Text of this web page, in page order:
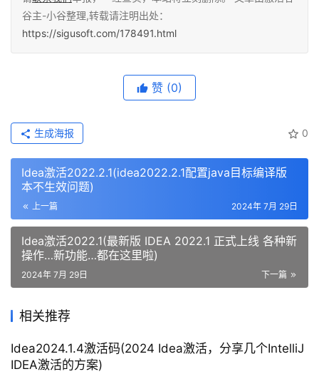
谷主-小谷整理,转载请注明出处：
https://sigusoft.com/178491.html
赞 (0)
0
生成海报
Idea激活2022.2.1(idea2022.2.1配置java目标编译版
本不生效问题)
上一篇 2024年 7月 29日
Idea激活2022.1(最新版 IDEA 2022.1 正式上线 各种新
操作…新功能…都在这里啦)
下一篇
2024年 7月 29日
相关推荐
Idea2024.1.4激活码(2024 Idea激活，分享几个IntelliJ
IDEA激活的方案)